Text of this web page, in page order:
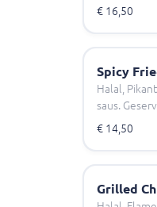
€ 16,50
Spicy
Halal,
saus.
€ 14,50
Grilled